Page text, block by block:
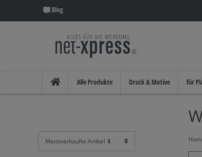
Blog
Alle Produkte Druck & Motive für